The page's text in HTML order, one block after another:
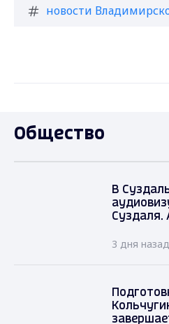
новости
Общество
В
Суздаля.
3 дня назад